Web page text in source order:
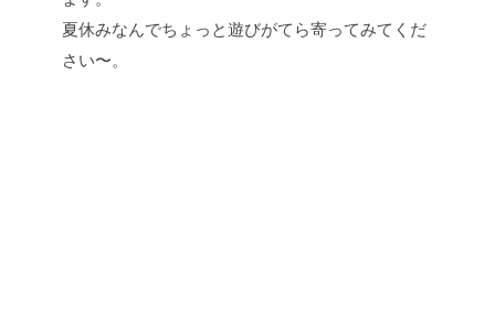
夏休みなんでちょっと遊びがてら寄ってみてくだ
さい〜。